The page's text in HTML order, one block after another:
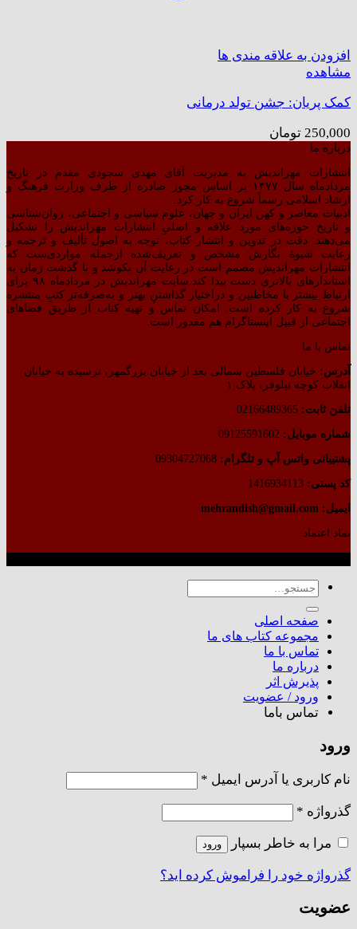
افزودن به علاقه مندی ها
مشاهده
کمک پریان: جشن تولد درمانی
250,000 تومان
درباره ما
انتشارات مهراندیش به مدیریت آقای مهدی سجودی مقدم در تاریخ
مردادماه سال ۱۳۷۷ بر اساس مجوز صادره از طرف وزارت فرهنگ و
ارشاد اسلامی رسماً شروع به کار کرد.
ادبیات معاصر و کهن ایران و جهان، علوم سیاسی و اجتماعی، روان‌شناسی
و تاریخ حوزه‌های مورد علاقه و اصلیِ انتشارات مهراندیش را تشکیل
می‌دهند. دقت در تدوین و انتشار کتاب،‌ توجه به اصول تألیف و ترجمه و
رعایت شیوهٔ نگارش مشخص و تعریف‌شده ازجمله مواردی‌ست که
انتشارات مهراندیش مصمم است در رعایت آن بکوشد و با گذشت زمان به
استاندارهای بالاتری دست پیدا کند.سایت مهراندیش در مردادماه ۹۸ برای
ارتباط بیشتر با مخاطبین و دراختیار گذاشتنِ بهتر و به‌صرفه‌تر کتبِ منتشره
شروع به کار کرده است. امکان تماس و تهیه کتاب از طریق فضاهای
اجتماعی از قبیل اینستاگرام هم مقدور است.
تماس با ما
آدرس: خیابان فلسطین شمالی بعد از خیابان بزرگمهر، نرسیده به خیابان
انقلاب کوچه نیلوفر، پلاک ۱
تلفن ثابت:
شماره موبایل:
پشتیبانی واتس آپ و تلگرام:
کد پستی:
ایمیل: mehrandish@gmail.com
نماد اعتماد
جستجو
برای:
صفحه اصلی
مجموعه کتاب های ما
تماس با ما
درباره ما
پذیرش اثر
ورود / عضویت
تماس باما
ورود
نام کاربری یا آدرس ایمیل *
گذرواژه *
مرا به خاطر بسپار ورود
گذرواژه خود را فراموش کرده اید؟
عضویت